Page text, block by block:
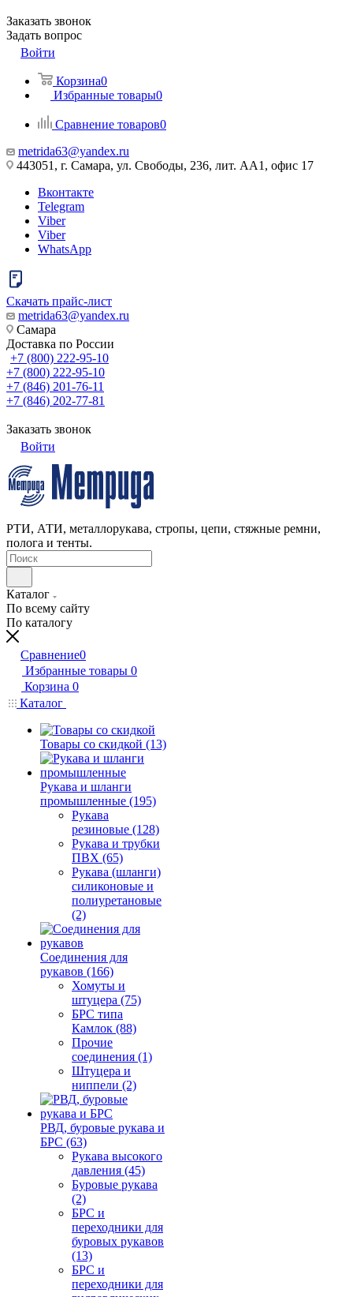
Заказать звонок
Задать вопрос
Войти
Корзина0
Избранные товары0
Сравнение товаров0
metrida63@yandex.ru
443051, г. Самара, ул. Свободы, 236, лит. АА1, офис 17
Вконтакте
Telegram
Viber
Viber
WhatsApp
Скачать прайс-лист
metrida63@yandex.ru
Самара
Доставка по России
+7 (800) 222-95-10
+7 (800) 222-95-10
+7 (846) 201-76-11
+7 (846) 202-77-81
Заказать звонок
Войти
РТИ, АТИ, металлорукава, стропы, цепи, стяжные ремни,
полога и тенты.
Каталог
По всему сайту
По каталогу
Сравнение0
Избранные товары 0
Корзина 0
Каталог
Товары со скидкой (13)
Рукава и шланги
промышленные (195)
Рукава
резиновые (128)
Рукава и трубки
ПВХ (65)
Рукава (шланги)
силиконовые и
полиуретановые
(2)
Соединения для
рукавов (166)
Хомуты и
штуцера (75)
БРС типа
Камлок (88)
Прочие
соединения (1)
Штуцера и
ниппели (2)
РВД, буровые рукава и
БРС (63)
Рукава высокого
давления (45)
Буровые рукава
(2)
БРС и
переходники для
буровых рукавов
(13)
БРС и
переходники для